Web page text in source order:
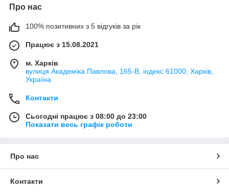
Про нас
100% позитивних з 5 відгуків за рік
Працює з 15.08.2021
м. Харків
вулиця Академіка Павлова, 165-В, індекс 61000, Харків,
Україна
Контакти
Сьогодні працює з 08:00 до 23:00
Показати весь графік роботи
Про нас
Контакти